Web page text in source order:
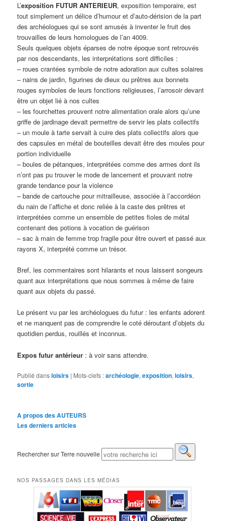
L’exposition FUTUR ANTERIEUR, exposition temporaire, est
tout simplement un délice d’humour et d’auto-dérision de la part
des archéologues qui se sont amusés à inventer le fruit des
trouvailles de leurs homologues de l’an 4009.
Seuls quelques objets éparses de notre époque sont retrouvés
par nos descendants, les interprétations sont difficiles :
– roues crantées symbole de notre adoration aux cultes solaires
– nains de jardin, figurines de dieux ou prêtres aux bonnets
rouges symboles de leurs fonctions religieuses, l’arrosoir devant
être un objet lié à nos cultes
– les fourchettes prouvent notre alimentation orale alors qu’une
griffe de jardinage devait permettre de servir les plats collectifs
– un moule à tarte servait à cuire des plats collectifs alors que
des capsules en métal de bouteilles devait être des moules pour
portion individuelle
– boules de pétanques, interprétées comme des armes dont ils
n’ont pas pu trouver le mode de lancement et prouvant notre
grande tendance pour la violence
– bande de cartouche pour mitrailleuse, associée à l’accordéon
du nain de l’affiche et donc reliée à la caste des prêtres et
interprétées comme un ensemble de petites fioles de métal
contenant des potions à vocation de guérison
– sac à main de femme trop fragile pour être ouvert et passé aux
rayons X, interprété comme un trésor.
Bref, les commentaires sont hilarants et nous laissent songeurs
quant aux interprétations que nous sommes à même de faire
quant aux objets du passé.
Le présent vu par les archéologues du futur : les enfants adorent
et ne manquent pas de comprendre le coté déroutant d’objets du
quotidien perdus, rouillés et inconnus.
Expos futur antérieur : à voir sans attendre.
Publié dansloisirs | Mots-clefs :archéologie,exposition,loisirs,
sortie
A propos des AUTEURS
Les derniers articles
Rechercher sur Terre nouvelle
NOS PASSAGES DANS LES MÉDIAS